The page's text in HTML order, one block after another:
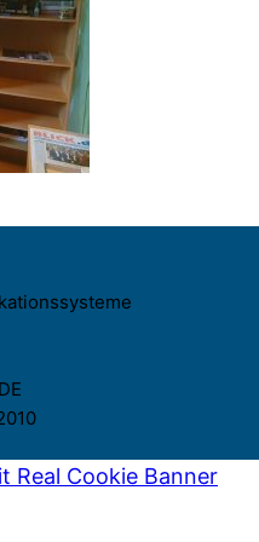
Real Cookie Banner